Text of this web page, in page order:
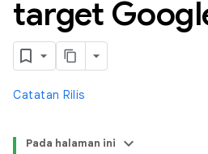
target
Catatan Rilis
Pada halaman ini